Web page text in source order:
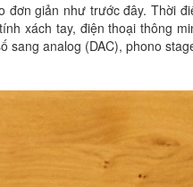
giản như trước đây. Thời
xách tay, điện thoại thông
analog (DAC), phono